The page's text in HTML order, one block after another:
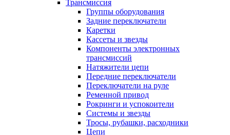
Трансмиссия
Группы оборудования
Задние переключатели
Каретки
Кассеты и звезды
Компоненты электронных
трансмиссий
Натяжители цепи
Передние переключатели
Переключатели на руле
Ременной привод
Рокринги и успокоители
Системы и звезды
Тросы, рубашки, расходники
Цепи